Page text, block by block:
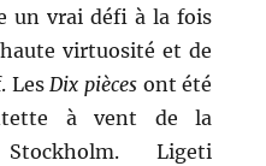
un vrai défi à la fois
virtuosité et de
LesDix pièces ont été
à vent de la
Ligeti